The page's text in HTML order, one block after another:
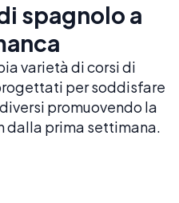
spagnolo a
varietà di corsi di
per soddisfare
promuovendo la
dalla prima settimana.